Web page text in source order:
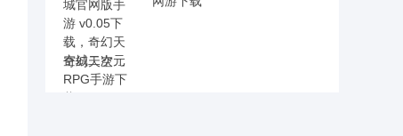
奇幻天空城官网版手游 v0.05下载，奇幻天空城二次元RPG手游下载